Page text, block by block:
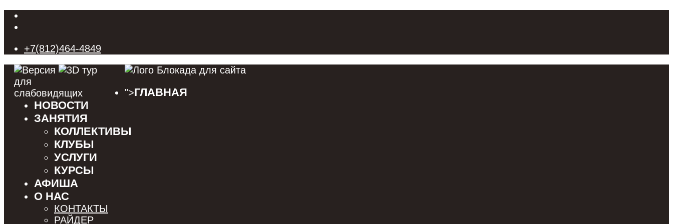
+7(812)464-4849
">ГЛАВНАЯ
НОВОСТИ
ЗАНЯТИЯ
КОЛЛЕКТИВЫ
КЛУБЫ
УСЛУГИ
КУРСЫ
АФИША
О НАС
КОНТАКТЫ
РАЙДЕР